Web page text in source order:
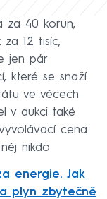
za 40 korun,
za 12 tisíc,
jen pár
které se snaží
ve věcech
v aukci také
cena
nikdo
energie. Jak
plyn zbytečně